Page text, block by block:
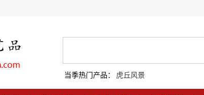
当季热门产品： 虎丘风景